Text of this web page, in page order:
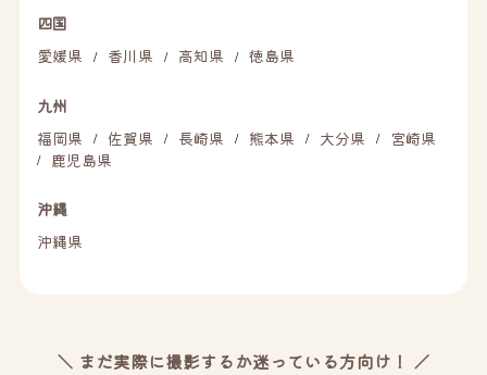
四国
愛媛県
/ 香川県 / 高知県 / 徳島県
九州
福岡県
/ 佐賀県 / 長崎県 / 熊本県 / 大分県 / 宮崎県
/ 鹿児島県
沖縄
沖縄県
＼ まだ実際に撮影するか迷っている方向け！ ／